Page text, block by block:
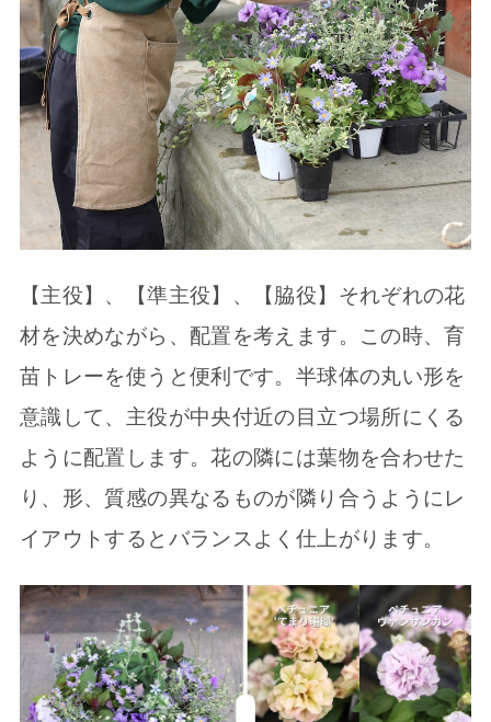
【主役】、【準主役】、【脇役】それぞれの花
材を決めながら、配置を考えます。この時、育
苗トレーを使うと便利です。半球体の丸い形を
意識して、主役が中央付近の目立つ場所にくる
ように配置します。花の隣には葉物を合わせた
り、形、質感の異なるものが隣り合うようにレ
イアウトするとバランスよく仕上がります。